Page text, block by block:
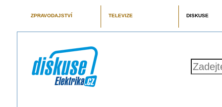
ZPRAVODAJSTVÍ TELEVIZE DISKUSE